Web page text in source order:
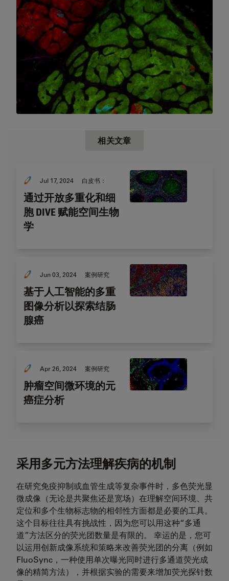
相关文章
Jul 17, 2024 白皮书：
通过开放多重化和细
胞 DIVE 赋能空间生物
学
Jun 03, 2024 案例研究
基于人工智能的多重
图像分析以探索结肠
腺癌
Apr 26, 2024 案例研究
肿瘤空间微环境的元
癌症分析
采用多元方法理解疾病的机制
在研究免疫抑制或血管生成等复杂事件时，多色荧光显
微成像（无论是共聚焦还是宽场）在理解空间环境、共
定位和多个生物标志物的相邻性方面都是必要的工具。
这个目标往往具有挑战性，因为您可以用这种“多通
道”方法区分的荧光团数量是有限的。 幸运的是，您可
以运用创新成像系统和策略来改善荧光团的分离（例如
FluoSync，一种使用单次曝光同时进行多通道荧光成
像的精简方法），并根据实验的需要来增加荧光探针数